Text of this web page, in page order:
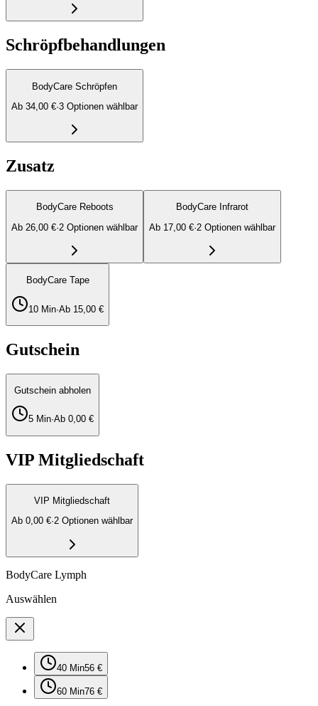
Schröpfbehandlungen
BodyCare Schröpfen
Ab 34,00 €·3 Optionen wählbar
Zusatz
BodyCare Reboots
Ab 26,00 €·2 Optionen wählbar
BodyCare Infrarot
Ab 17,00 €·2 Optionen wählbar
BodyCare Tape
10 Min·Ab 15,00 €
Gutschein
Gutschein abholen
5 Min·Ab 0,00 €
VIP Mitgliedschaft
VIP Mitgliedschaft
Ab 0,00 €·2 Optionen wählbar
BodyCare Lymph
Auswählen
40 Min56 €
60 Min76 €